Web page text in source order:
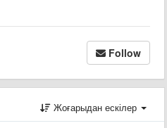
Follow
Жоғарыдан ескілер